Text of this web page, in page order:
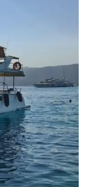
Neues Boot
Maritimer